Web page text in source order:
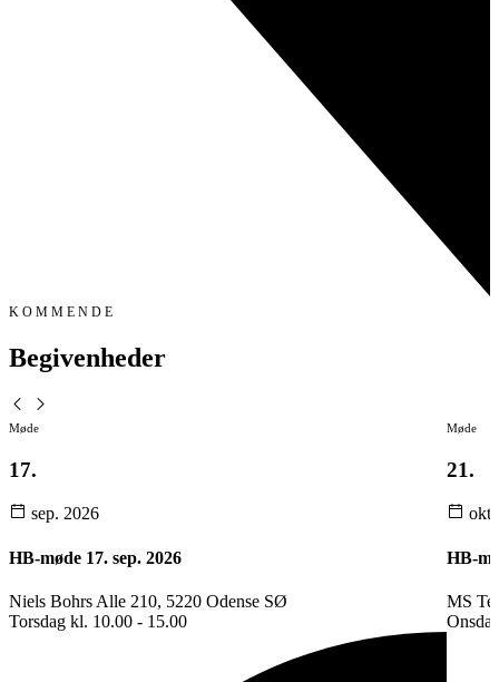
KOMMENDE
Begivenheder
Møde
17.
sep. 2026
HB-møde 17. sep. 2026
Niels Bohrs Alle 210, 5220 Odense SØ
Torsdag kl. 10.00 - 15.00
Møde
21.
okt.
HB-
MS